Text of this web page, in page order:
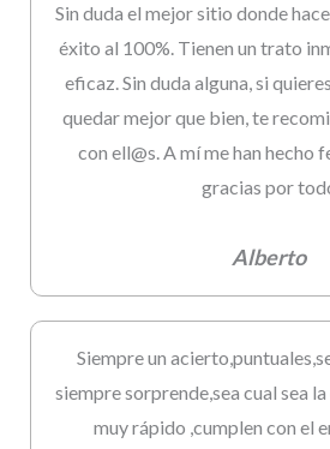
Sin duda el mejor sitio donde
éxito al 100%. Tienen un trato
eficaz. Sin duda alguna, si
quedar mejor que bien, te
con ell@s. A mí me han hecho
gracias por
Alberto
Siempre un
siempre sorprende,sea cual sea
muy rápido ,cumplen con el